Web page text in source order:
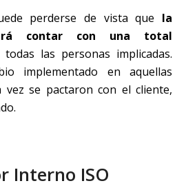
perderse de vista que la
contar con una total
todas las personas implicadas.
implementado en aquellas
vez se pactaron con el cliente,
Interno ISO